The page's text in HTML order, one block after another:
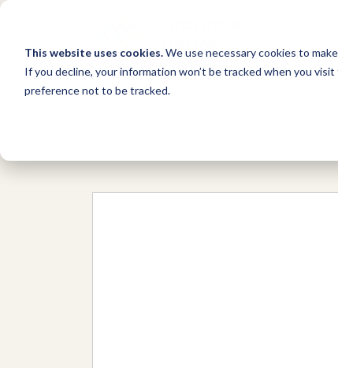
This website uses cookies.We use necessary cookies to
If you decline, your information won’t be tracked when you
preference not to be tracked.